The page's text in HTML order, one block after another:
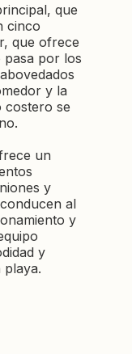
que
cinco
que ofrece
pasa por los
y la
costero se
un
y
al
y
y
playa.